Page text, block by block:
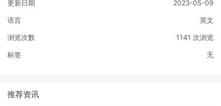
更新日期 2023-05-09
语言 英文
浏览次数 1141 次浏览
标签 无
推荐资讯